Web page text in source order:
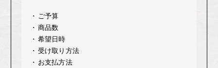
ご予算
商品数
希望日時
受け取り方法
お支払方法